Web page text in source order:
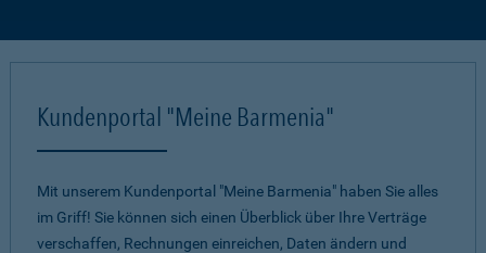
Kundenportal "Meine Barmenia"
Mit unserem Kundenportal "Meine Barmenia" haben Sie alles
im Griff! Sie können sich einen Überblick über Ihre Verträge
verschaffen, Rechnungen einreichen, Daten ändern und